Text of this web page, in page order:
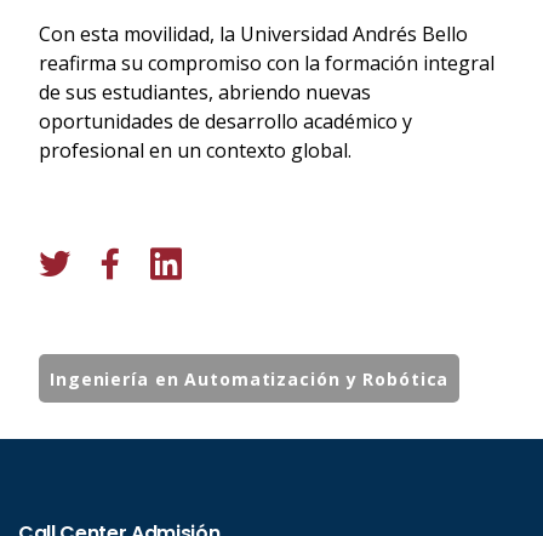
Con esta movilidad, la Universidad Andrés Bello
reafirma su compromiso con la formación integral
de sus estudiantes, abriendo nuevas
oportunidades de desarrollo académico y
profesional en un contexto global.
Ingeniería en Automatización y Robótica